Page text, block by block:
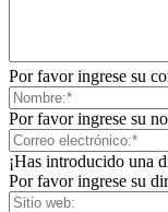
Por favor ingrese su
Por favor ingrese su
¡Has introducido una
Por favor ingrese su